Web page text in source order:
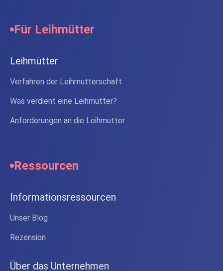
Für Leihmütter
Leihmütter
Verfahren der Leihmutterschaft
Was verdient eine Leihmutter?
Anforderungen an die Leihmutter
Ressourcen
Informationsressourcen
Unser Blog
Rezension
Über das Unternehmen